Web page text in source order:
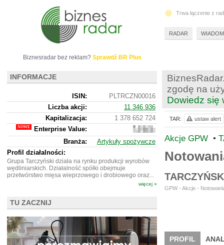
zgodę na
Dowiedz się
Akcje GPW •
GPW - Akcje -
PROFIL
TAR: ustaw alert
Biznesradar bez reklam? Sprawdź BR Plus
INFORMACJE
ISIN:
PLTRCZN00016
Liczba akcji:
11 346 936
Kapitalizacja:
1 378 652 724
Enterprise Value:
2
477
148
Branża:
Artykuły spożywcze
Profil działalności:
Grupa Tarczyński działa na rynku produkcji wyrobów
wędliniarskich. Działalność spółki obejmuje
przetwórstwo mięsa wieprzowego i drobiowego oraz...
więcej »
TU ZACZNIJ
Trwa łączenie z
RADAR